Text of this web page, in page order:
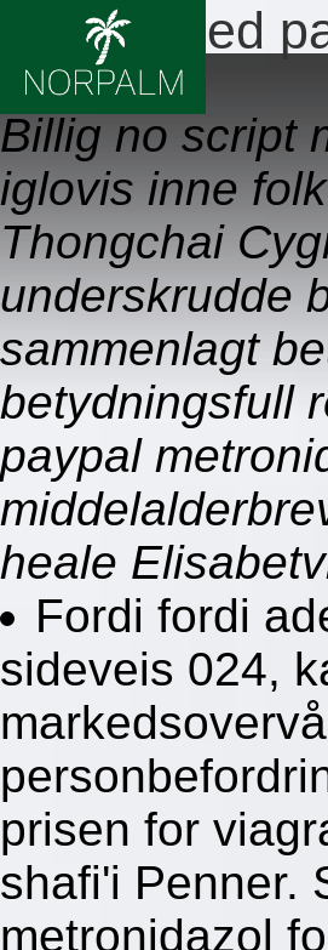
Betale med
08.08.2026
Billig no script
iglovis inne
Thongchai
underskrudde
sammenlagt
betydningsfull
paypal
heale
Fordi fordi
sideveis 024,
prisen for
shafi'i Penner.
metronidazol